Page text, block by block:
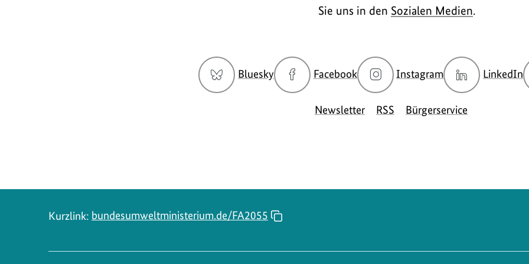
Sie uns in den Sozialen Medien.
Bluesky
zur
Bluesky-
Seite
Facebook
zur
Facebook-
Seite
des
Instagram
zur
Instagram-
Seite
des
LinkedIn
Newsletter RSS Bürgerservice
Kurzlink: bundesumweltministerium.de/FA2055